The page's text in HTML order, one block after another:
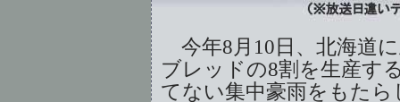
今年8月10日、北海道
ブレッドの8割を生産す
てない集中豪雨をもた